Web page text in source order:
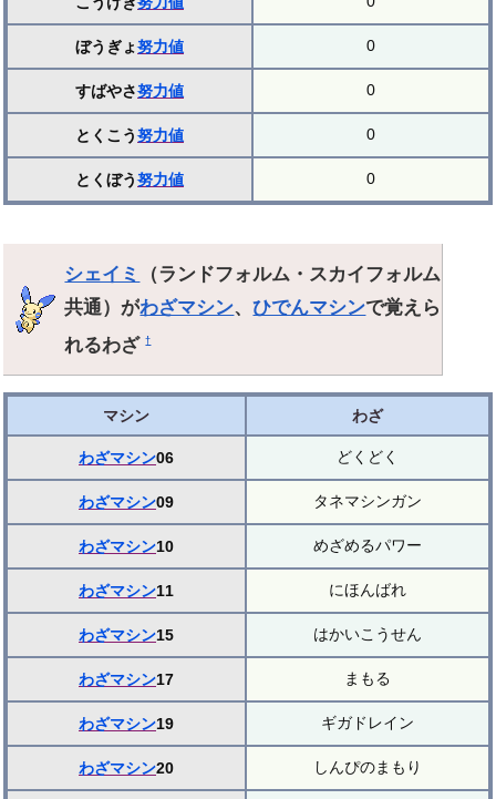
ぼうぎょ努力値 0
すばやさ努力値 0
とくこう努力値 0
とくぼう努力値 0
シェイミ
（ランドフォルム・スカイフォルム
共通）がわざマシン、ひでんマシンで覚えら
れるわざ†
マシン わざ
わざマシン06 どくどく
わざマシン09 タネマシンガン
わざマシン10 めざめるパワー
わざマシン11 にほんばれ
わざマシン15 はかいこうせん
わざマシン17 まもる
わざマシン19 ギガドレイン
わざマシン20 しんぴのまもり